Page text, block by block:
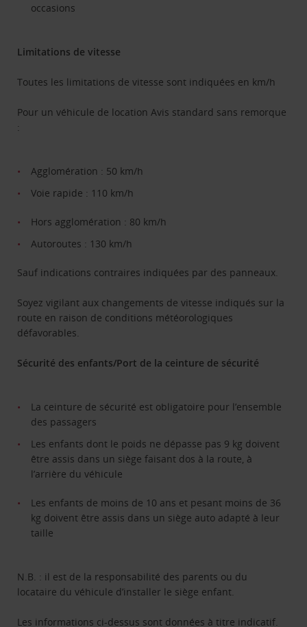
occasions
Limitations de vitesse
Toutes les limitations de vitesse sont indiquées en km/h
Pour un véhicule de location Avis standard sans remorque
:
Agglomération : 50 km/h
Voie rapide : 110 km/h
Hors agglomération : 80 km/h
Autoroutes : 130 km/h
Sauf indications contraires indiquées par des panneaux.
Soyez vigilant aux changements de vitesse indiqués sur la
route en raison de conditions météorologiques
défavorables.
Sécurité des enfants/Port de la ceinture de sécurité
La ceinture de sécurité est obligatoire pour l’ensemble
des passagers
Les enfants dont le poids ne dépasse pas 9 kg doivent
être assis dans un siège faisant dos à la route, à
l’arrière du véhicule
Les enfants de moins de 10 ans et pesant moins de 36
kg doivent être assis dans un siège auto adapté à leur
taille
N.B. : il est de la responsabilité des parents ou du
locataire du véhicule d’installer le siège enfant.
Les informations ci-dessus sont données à titre indicatif.